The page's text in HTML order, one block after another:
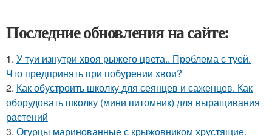
Последние обновления на сайте:
1. У туи изнутри хвоя рыжего цвета.. Проблема с туей.
Что предпринять при побурении хвои?
2. Как обустроить школку для сеянцев и саженцев. Как
оборудовать школку (мини питомник) для выращивания
растений
3. Огурцы маринованные с крыжовником хрустящие.